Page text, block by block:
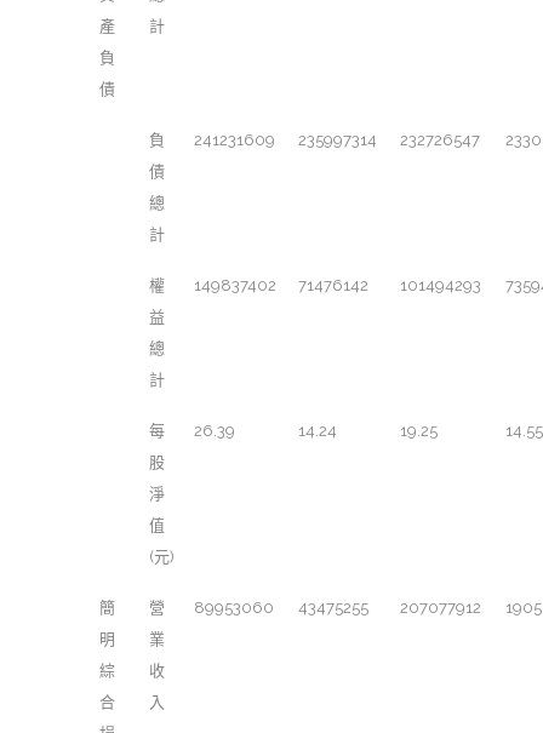
產
負
債
計
負
債
總
計
241231609 235997314 232726547
權
益
總
計
149837402 71476142 101494293
每
股
淨
值
(元)
26.39 14.24 19.25 14.55
簡
明
綜
合
營
業
收
入
89953060 43475255 207077912